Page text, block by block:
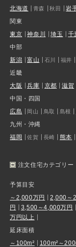
北海道
青森 秋田 岩
関東
東京
神奈川 埼玉 千
中部
新潟
富山 石川 福井
近畿
大阪
兵庫 京都 滋賀
中国・四国
広島
岡山 鳥取 島根
九州・沖縄
福岡
佐賀 長崎 熊本
注文住宅カテゴリー
予算目安
～2,000万円
2,000～
円
3,500～4,000万円
万円以上
延床面積
～100m²
100m²～